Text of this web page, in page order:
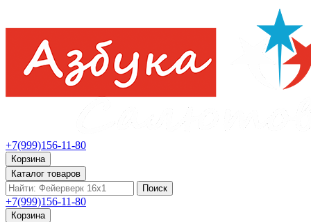
+7(999)156-11-80
Корзина
Каталог товаров
Поиск
+7(999)156-11-80
Корзина